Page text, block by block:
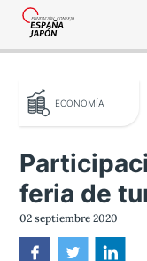
ECONOMÍA
feria de
02 septiembre 2020